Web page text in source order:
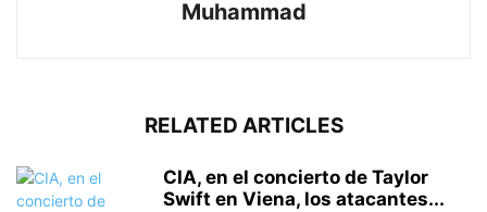
Muhammad
RELATED ARTICLES
CIA, en el concierto de Taylor
Swift en Viena, los atacantes...